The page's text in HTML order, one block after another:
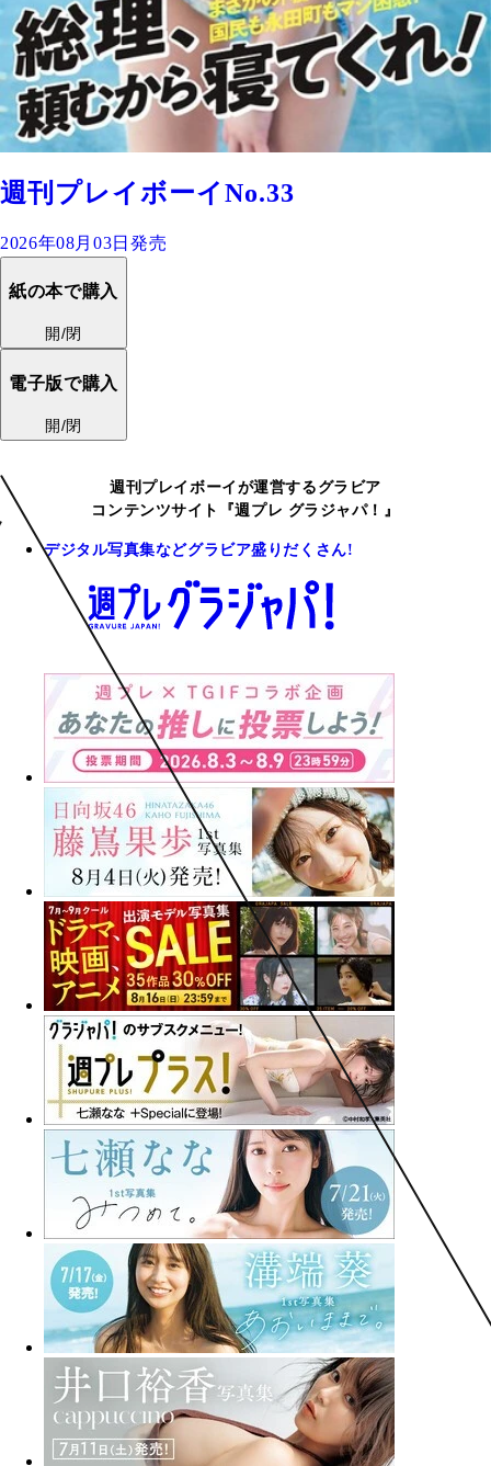
週刊プレイボーイNo.33
2026年08月03日発売
紙の本で購入
開/閉
電子版で購入
開/閉
週刊プレイボーイが運営するグラビア
コンテンツサイト『週プレ グラジャパ！』
デジタル写真集などグラビア盛りだくさん!